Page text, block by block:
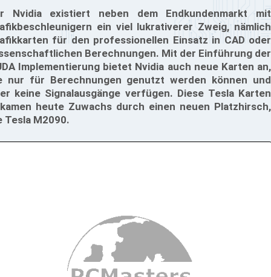
Nvidia existiert neben dem Endkundenmarkt mit
ein viel lukrativerer Zweig, nämlich
für den professionellen Einsatz in CAD oder
Berechnungen. Mit der Einführung der
Implementierung bietet Nvidia auch neue Karten an,
nur für Berechnungen genutzt werden können und
keine Signalausgänge verfügen. Diese Tesla Karten
heute Zuwachs durch einen neuen Platzhirsch,
Tesla M2090.